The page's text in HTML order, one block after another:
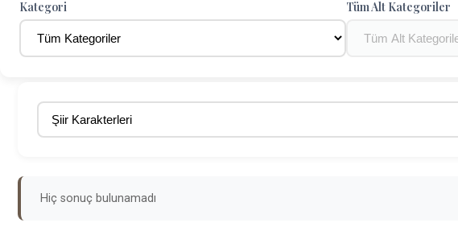
Kategori Tüm Alt Kategoriler
Hiç sonuç bulunamadı